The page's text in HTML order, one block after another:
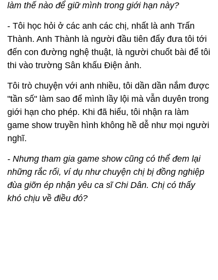
làm thế nào để giữ mình trong giới hạn này?
- Tôi học hỏi ở các anh các chị, nhất là anh Trấn
Thành. Anh Thành là người đầu tiên đẩy đưa tôi tới
đến con đường nghệ thuật, là người chuốt bài để tôi
thi vào trường Sân khấu Điện ảnh.
Tôi trò chuyện với anh nhiều, tôi dần dần nắm được
"tần số" làm sao để mình lầy lội mà vẫn duyên trong
giới hạn cho phép. Khi đã hiểu, tôi nhận ra làm
game show truyền hình không hề dễ như mọi người
nghĩ.
- Nhưng tham gia game show cũng có thể đem lại
những rắc rối, ví dụ như chuyện chị bị đồng nghiệp
đùa giỡn ép nhận yêu ca sĩ Chi Dân. Chị có thấy
khó chịu về điều đó?